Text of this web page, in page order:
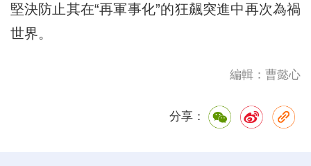
堅決防止其在“再軍事化”的狂飆突進中再次為禍
世界。
編輯：曹懿心
分享：